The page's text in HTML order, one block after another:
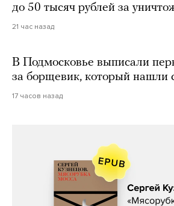
до 50 тысяч рублей за
21 час назад
В Подмосковье выписали
за борщевик, который
17 часов назад